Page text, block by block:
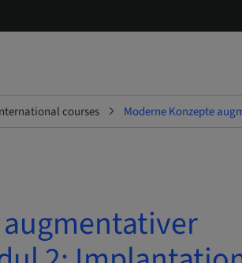
courses Moderne Konzepte